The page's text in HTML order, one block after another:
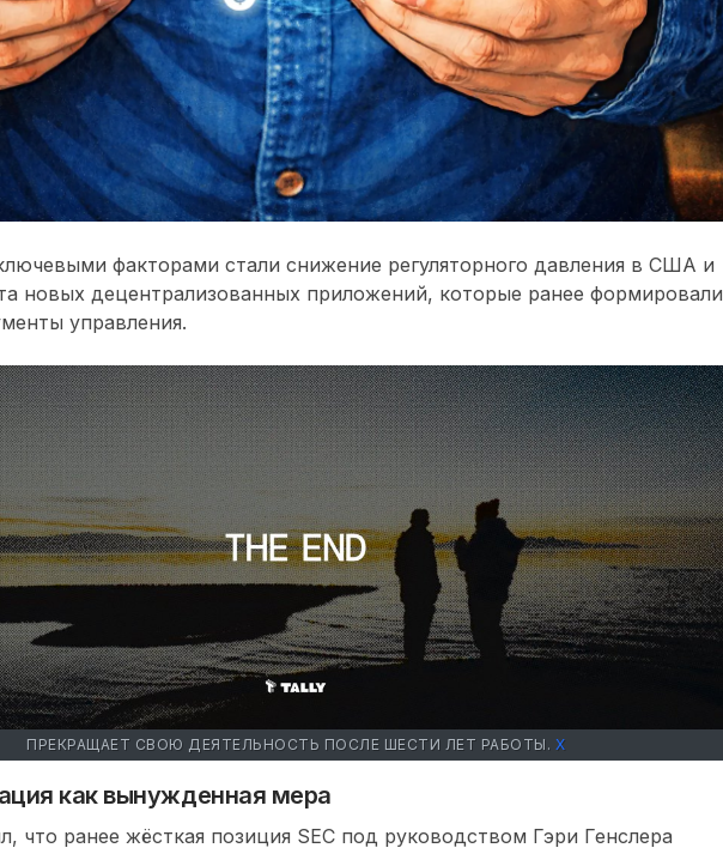
факторами стали снижение регуляторного давления в США и
новых децентрализованных приложений, которые ранее формировали
управления.
ПРЕКРАЩАЕТ СВОЮ ДЕЯТЕЛЬНОСТЬ ПОСЛЕ ШЕСТИ ЛЕТ РАБОТЫ. Х
как вынужденная мера
что ранее жёсткая позиция SEC под руководством Гэри Генслера